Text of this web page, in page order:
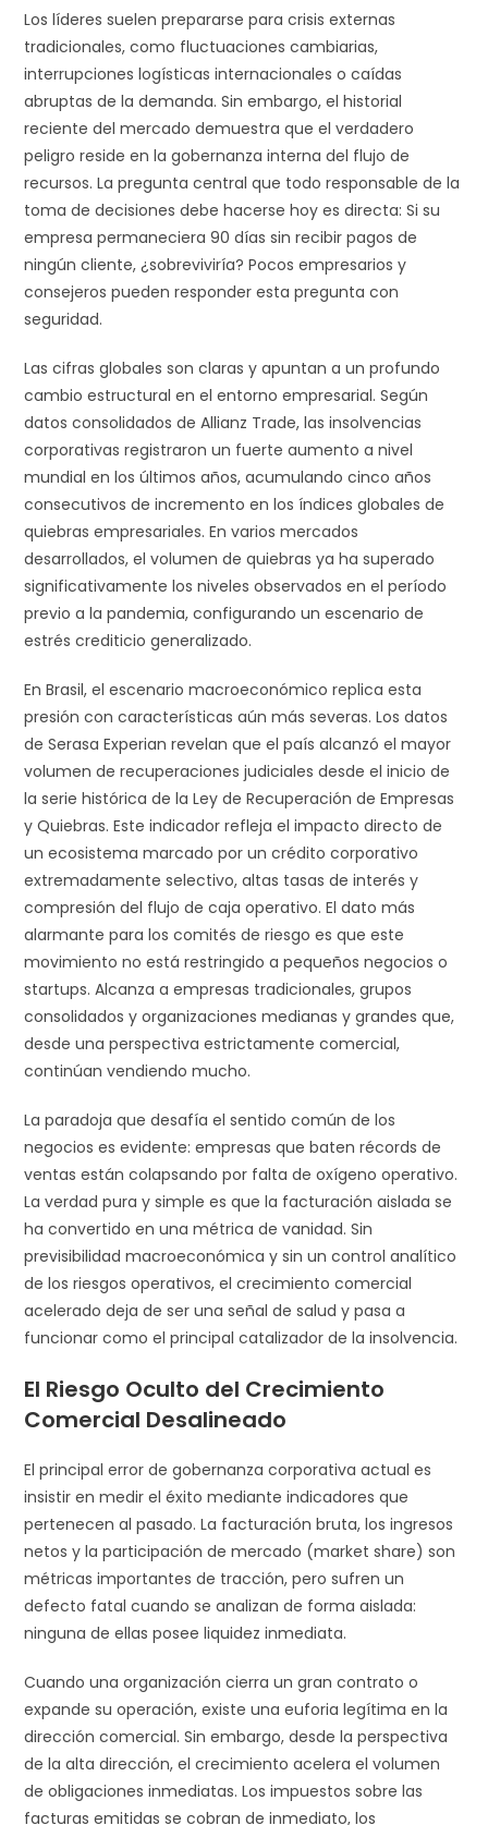
Los líderes suelen prepararse para crisis externas
tradicionales, como fluctuaciones cambiarias,
interrupciones logísticas internacionales o caídas
abruptas de la demanda. Sin embargo, el historial
reciente del mercado demuestra que el verdadero
peligro reside en la gobernanza interna del flujo de
recursos. La pregunta central que todo responsable de la
toma de decisiones debe hacerse hoy es directa: Si su
empresa permaneciera 90 días sin recibir pagos de
ningún cliente, ¿sobreviviría? Pocos empresarios y
consejeros pueden responder esta pregunta con
seguridad.
Las cifras globales son claras y apuntan a un profundo
cambio estructural en el entorno empresarial. Según
datos consolidados de Allianz Trade, las insolvencias
corporativas registraron un fuerte aumento a nivel
mundial en los últimos años, acumulando cinco años
consecutivos de incremento en los índices globales de
quiebras empresariales. En varios mercados
desarrollados, el volumen de quiebras ya ha superado
significativamente los niveles observados en el período
previo a la pandemia, configurando un escenario de
estrés crediticio generalizado.
En Brasil, el escenario macroeconómico replica esta
presión con características aún más severas. Los datos
de Serasa Experian revelan que el país alcanzó el mayor
volumen de recuperaciones judiciales desde el inicio de
la serie histórica de la Ley de Recuperación de Empresas
y Quiebras. Este indicador refleja el impacto directo de
un ecosistema marcado por un crédito corporativo
extremadamente selectivo, altas tasas de interés y
compresión del flujo de caja operativo. El dato más
alarmante para los comités de riesgo es que este
movimiento no está restringido a pequeños negocios o
startups. Alcanza a empresas tradicionales, grupos
consolidados y organizaciones medianas y grandes que,
desde una perspectiva estrictamente comercial,
continúan vendiendo mucho.
La paradoja que desafía el sentido común de los
negocios es evidente: empresas que baten récords de
ventas están colapsando por falta de oxígeno operativo.
La verdad pura y simple es que la facturación aislada se
ha convertido en una métrica de vanidad. Sin
previsibilidad macroeconómica y sin un control analítico
de los riesgos operativos, el crecimiento comercial
acelerado deja de ser una señal de salud y pasa a
funcionar como el principal catalizador de la insolvencia.
El Riesgo Oculto del Crecimiento
Comercial Desalineado
El principal error de gobernanza corporativa actual es
insistir en medir el éxito mediante indicadores que
pertenecen al pasado. La facturación bruta, los ingresos
netos y la participación de mercado (market share) son
métricas importantes de tracción, pero sufren un
defecto fatal cuando se analizan de forma aislada:
ninguna de ellas posee liquidez inmediata.
Cuando una organización cierra un gran contrato o
expande su operación, existe una euforia legítima en la
dirección comercial. Sin embargo, desde la perspectiva
de la alta dirección, el crecimiento acelera el volumen
de obligaciones inmediatas. Los impuestos sobre las
facturas emitidas se cobran de inmediato, los